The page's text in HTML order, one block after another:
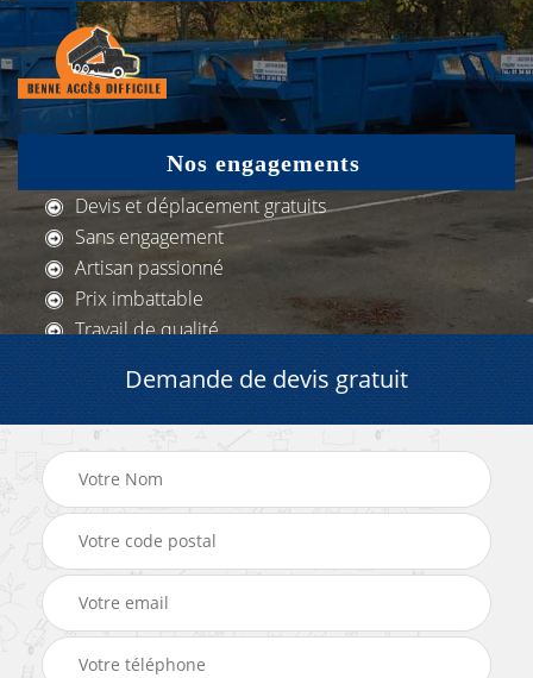
Nos engagements
Devis et déplacement gratuits
Sans engagement
Artisan passionné
Prix imbattable
Travail de qualité
Demande de devis gratuit